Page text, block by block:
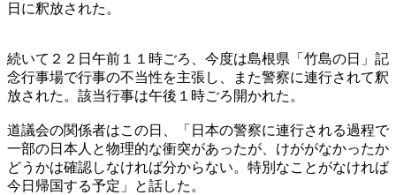
日に釈放された。
続いて２２日午前１１時ごろ、今度は島根県「竹島の日」記
念行事場で行事の不当性を主張し、また警察に連行されて釈
放された。該当行事は午後１時ごろ開かれた。
道議会の関係者はこの日、「日本の警察に連行される過程で
一部の日本人と物理的な衝突があったが、けががなかったか
どうかは確認しなければ分からない。特別なことがなければ
今日帰国する予定」と話した。